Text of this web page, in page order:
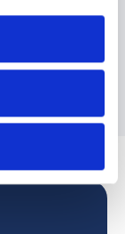
2e spoor?